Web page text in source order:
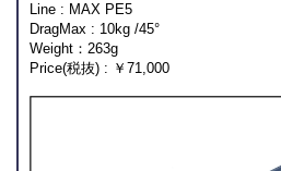
Line : MAX PE5
DragMax : 10kg /45°
Weight：263g
Price(税抜) : ￥71,000